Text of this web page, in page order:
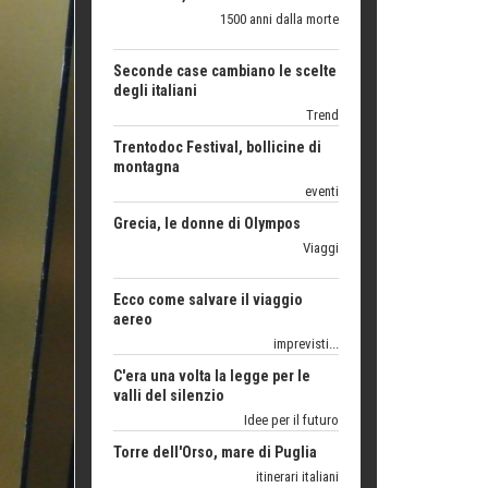
montagna
eventi
aereo
imprevisti...
valli del silenzio
Idee per il futuro
Torre dell'Orso, mare di Puglia
Boboli, il giardino della botanica